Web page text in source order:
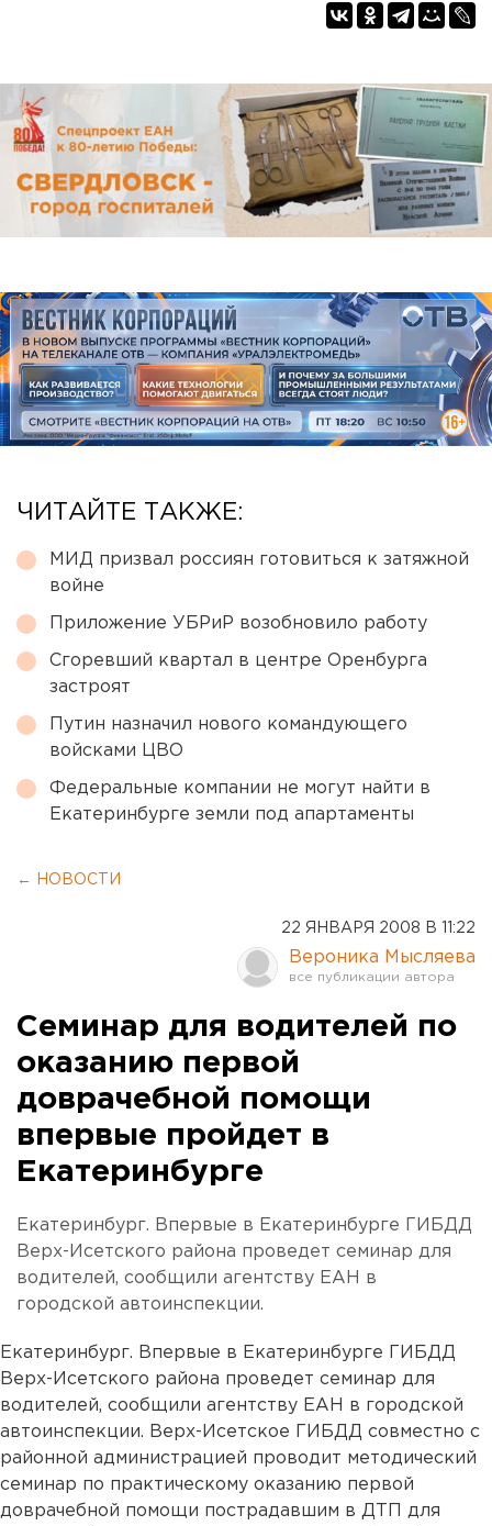
ЧИТАЙТЕ ТАКЖЕ:
МИД призвал россиян готовиться к затяжной
войне
Приложение УБРиР возобновило работу
Сгоревший квартал в центре Оренбурга
застроят
Путин назначил нового командующего
войсками ЦВО
Федеральные компании не могут найти в
Екатеринбурге земли под апартаменты
← НОВОСТИ
22 ЯНВАРЯ 2008 В 11:22
Вероника Мысляева
Семинар для водителей по
оказанию первой
доврачебной помощи
впервые пройдет в
Екатеринбурге
Екатеринбург. Впервые в Екатеринбурге ГИБДД
Верх-Исетского района проведет семинар для
водителей, сообщили агентству ЕАН в
городской автоинспекции.
Екатеринбург. Впервые в Екатеринбурге ГИБДД
Верх-Исетского района проведет семинар для
водителей, сообщили агентству ЕАН в городской
автоинспекции. Верх-Исетское ГИБДД совместно с
районной администрацией проводит методический
семинар по практическому оказанию первой
доврачебной помощи пострадавшим в ДТП для